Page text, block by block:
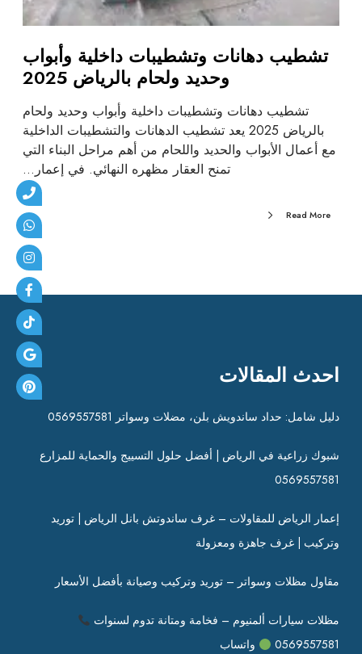
تشطيب دهانات وتشطيبات داخلية وأبواب
وحديد ولحام بالرياض 2025
تشطيب دهانات وتشطيبات داخلية وأبواب وحديد ولحام
بالرياض 2025 يعد تشطيب الدهانات والتشطيبات الداخلية
مع أعمال الأبواب والحديد واللحام من أهم مراحل البناء التي
تمنح العقار مظهره النهائي. في إعمار…
Read More
احدث المقالات
دليل شامل: حداد ساندويش بلن، مضلات وسواتر 0569557581
شبوك زراعية في الرياض | أفضل حلول التسييج والحماية للمزارع
0569557581
إعمار الرياض للمقاولات – غرف ساندوتش بانل الرياض | توريد
وتركيب | غرف جاهزة ومعزولة
مقاول مظلات وسواتر – توريد وتركيب وصيانة بأفضل الأسعار
مظلات سيارات ألمنيوم – فخامة ومتانة تدوم لسنوات
0569557581
واتساب